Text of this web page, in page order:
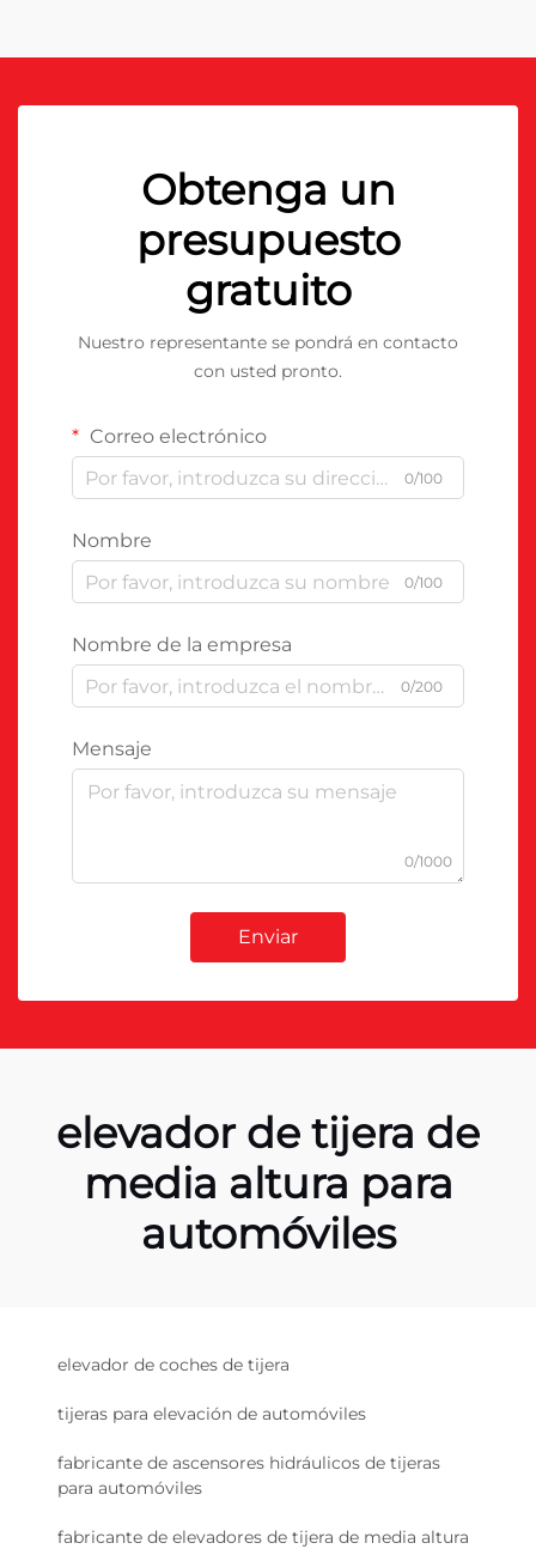
Obtenga un
presupuesto
gratuito
Nuestro representante se pondrá en contacto
con usted pronto.
Correo electrónico
0/100
Nombre
0/100
Nombre de la empresa
0/200
Mensaje
0/1000
Enviar
elevador de tijera de
media altura para
automóviles
elevador de coches de tijera
tijeras para elevación de automóviles
fabricante de ascensores hidráulicos de tijeras
para automóviles
fabricante de elevadores de tijera de media altura